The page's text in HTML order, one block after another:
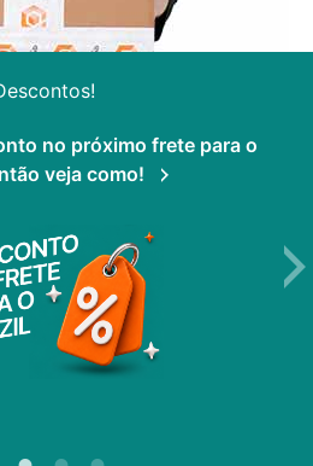
no próximo frete para o
veja como!